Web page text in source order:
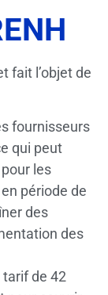
fait l’objet de
fournisseurs
qui peut
les
période de
des
des
tarif de 42